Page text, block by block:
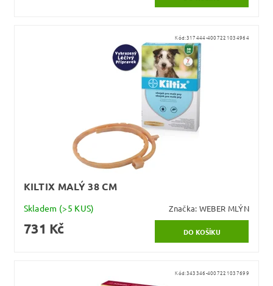
Kód:317444-4007221034964
KILTIX MALÝ 38 CM
Skladem (>5 KUS) Značka: WEBER MLÝN
731 Kč
Kód:343346-4007221037699